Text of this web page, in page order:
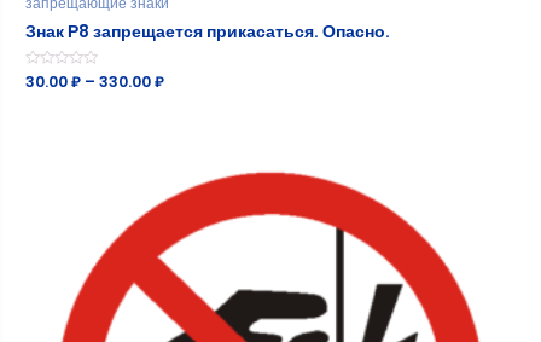
Знак Р8 запрещается прикасаться. Опасно.
Оценка
0
30.00₽ –330.00₽